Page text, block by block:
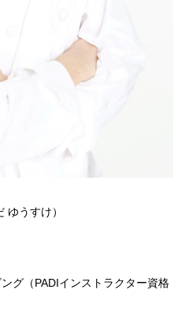
うすけ）
（PADIインストラクター資格